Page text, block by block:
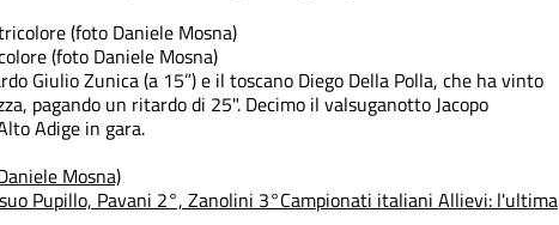
(foto Daniele Mosna)
Giulio Zunica (a 15”) e il toscano Diego Della Polla, che ha vinto
pagando un ritardo di 25". Decimo il valsuganotto Jacopo
Adige in gara.
Mosna)
Pupillo, Pavani 2°, Zanolini 3°Campionati italiani Allievi: l'ultima